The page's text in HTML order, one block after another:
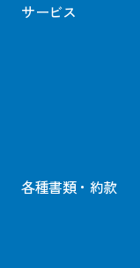
サービス
各種書類・約款